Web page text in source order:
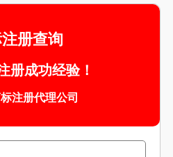
册查询
册成功经验！
注册代理公司